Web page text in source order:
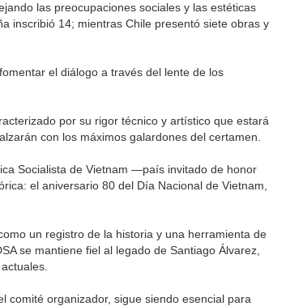
las preocupaciones sociales y las estéticas
inscribió 14; mientras Chile presentó siete obras y
el diálogo a través del lente de los
por su rigor técnico y artístico que estará
con los máximos galardones del certamen.
Socialista de Vietnam —país invitado de honor
el aniversario 80 del Día Nacional de Vietnam,
un registro de la historia y una herramienta de
se mantiene fiel al legado de Santiago Álvarez,
comité organizador, sigue siendo esencial para